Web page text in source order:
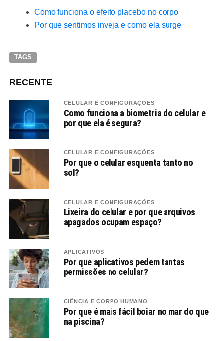
Como funciona o efeito placebo no corpo
Por que sentimos inveja e como ela surge
TAGS
RECENTE
CELULAR E CONFIGURAÇÕES
Como funciona a biometria do celular e
por que ela é segura?
CELULAR E CONFIGURAÇÕES
Por que o celular esquenta tanto no
sol?
CELULAR E CONFIGURAÇÕES
Lixeira do celular e por que arquivos
apagados ocupam espaço?
APLICATIVOS
Por que aplicativos pedem tantas
permissões no celular?
CIÊNCIA E CORPO HUMANO
Por que é mais fácil boiar no mar do que
na piscina?